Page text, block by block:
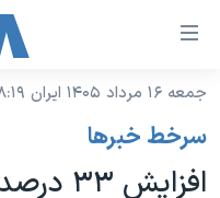
لینکهای
دسترسی
جهش
محتوای
نسخه سبک وب‌سایت
جمعه ۱۶ مرداد ۱۴۰۵ ایران ۰۸:۱۹
سرخط خبرها